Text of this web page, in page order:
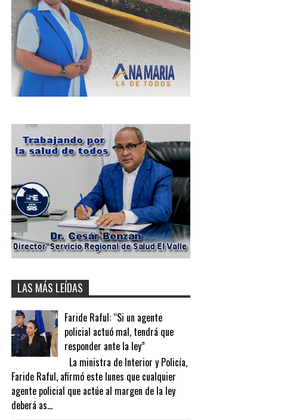
LAS MÁS LEÍDAS
Faride Raful: “Si un agente
policial actuó mal, tendrá que
responder ante la ley”
La ministra de Interior y Policía,
Faride Raful, afirmó este lunes que cualquier
agente policial que actúe al margen de la ley
deberá as...